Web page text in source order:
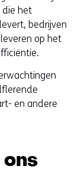
die het
bedrijven
op het
en andere
ons